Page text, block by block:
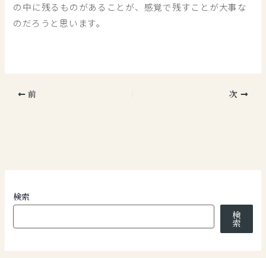
の中に残るものがあることが、感覚で残すことが大事な
のだろうと思います。
前 次
検索
検
索